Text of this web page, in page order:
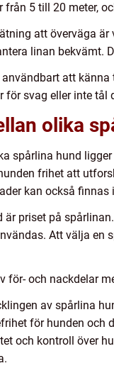
från 5 till 20 meter,
att överväga
linan bekvämt.
att
för svag eller inte
olika
spårlina hund
frihet att
kan också
är priset på
Att välja en
för- och nackdelar
av spårlina
för hunden
och kontroll över